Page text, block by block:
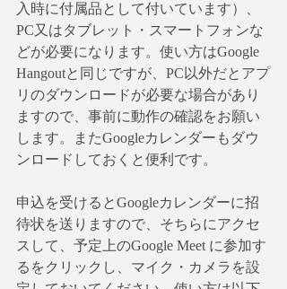
入時に付属品として付いています）、
PC又はタブレット・スマートフォンな
どが必要になります。使い方はGoogle
Hangoutと同じですが、PC以外だとアプ
リのダウンロードが必要な場合があり
ますので、事前に動作の確認をお願い
します。またGoogleカレンダーもダウ
ンロードしておくと便利です。
申込を受けるとGoogleカレンダーに招
待状を送りますので、そちらにアクセ
スして、予定上のGoogle Meet に参加す
るをクリックし、マイク・カメラを設